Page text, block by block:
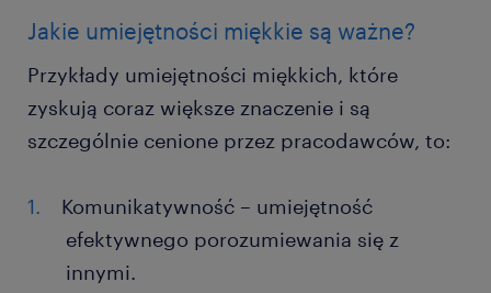
Jakie umiejętności miękkie są ważne?
Przykłady umiejętności miękkich, które
zyskują coraz większe znaczenie i są
szczególnie cenione przez pracodawców, to:
Komunikatywność – umiejętność
efektywnego porozumiewania się z
innymi.